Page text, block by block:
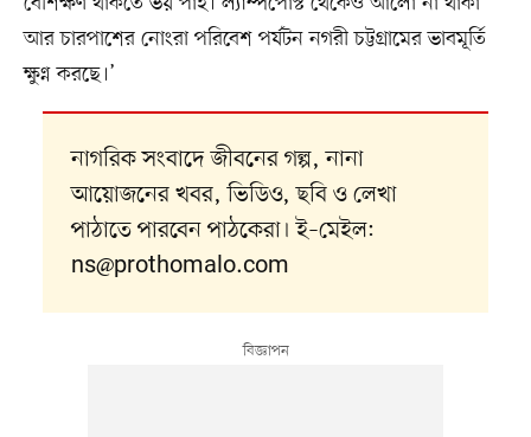
আর চারপাশের নোংরা পরিবেশ পর্যটন নগরী চট্টগ্রামের ভাবমূর্তি
ক্ষুণ্ন করছে।’
নাগরিক সংবাদে জীবনের গল্প, নানা
আয়োজনের খবর, ভিডিও, ছবি ও লেখা
পাঠাতে পারবেন পাঠকেরা। ই–মেইল:
ns@prothomalo.com